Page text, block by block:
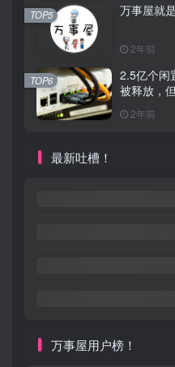
万事屋就
2年前
TOP5
2.5亿个闲
被释放，
2年前
TOP6
最新吐槽！
万事屋用户榜！